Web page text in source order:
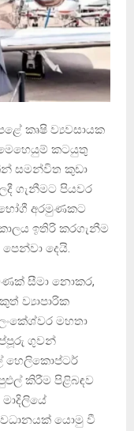
කෘෂි ව්‍යවසායක
මෙහෙයුම් කටයුතු
සමන්විත කුඩා
ගැනීමට පියවර
අරමුණකට
ඉතිරි කරගැනීම
දෙයි.
සීමා නොකර,
ව්‍යාපාරික
මහතා
ගුවන්
හෙලිකොප්ටර්
කිරීම පිළිබඳව
මාදිලියේ
යොමු වී